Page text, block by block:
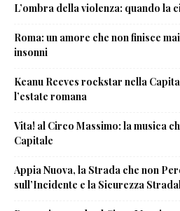
L’ombra della violenza: quando la
Roma: un amore che non finisce
insonni
Keanu Reeves rockstar nella
l’estate romana
Vita! al Circo Massimo: la musica
Capitale
Appia Nuova, la Strada che non
sull’Incidente e la Sicurezza